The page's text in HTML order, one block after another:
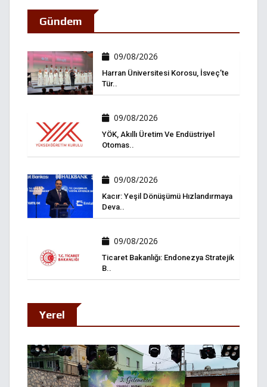
Gündem
09/08/2026
Harran Üniversitesi Korosu, İsveç’te
Tür..
09/08/2026
YÖK, Akıllı Üretim Ve Endüstriyel
Otomas..
09/08/2026
Kacır: Yeşil Dönüşümü Hızlandırmaya
Deva..
09/08/2026
Ticaret Bakanlığı: Endonezya Stratejik
B..
Yerel